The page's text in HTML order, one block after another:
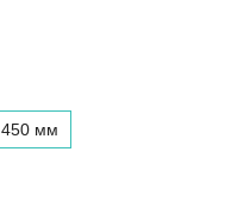
450 мм